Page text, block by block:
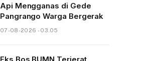
Api Mengganas di Gede
Pangrango Warga Bergerak
07-08-2026 - 03.05
Eks Bos BUMN Terjerat